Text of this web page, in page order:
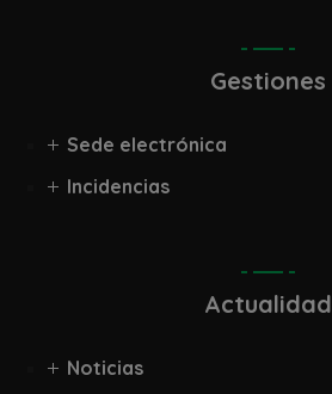
Gestiones
Sede electrónica
Incidencias
Actualidad
Noticias